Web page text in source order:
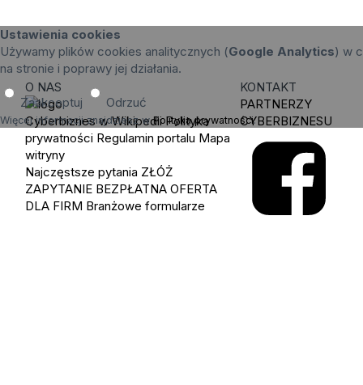
Ustawienia cookies
Używamy plików cookies analitycznych (Google Analytics) w
na stronie i poprawy jej działania.
Zaakceptuj Odrzuć
Więcej informacji znajdziesz wPolityka prywatności.
O NAS
Cyberbiznes w Wikipedii Polityka
prywatności Regulamin portalu Mapa
witryny
Najczęstsze pytania ZŁÓŻ
ZAPYTANIE BEZPŁATNA OFERTA
DLA FIRM Branżowe formularze
KONTAKT
PARTNERZY
CYBERBIZNESU